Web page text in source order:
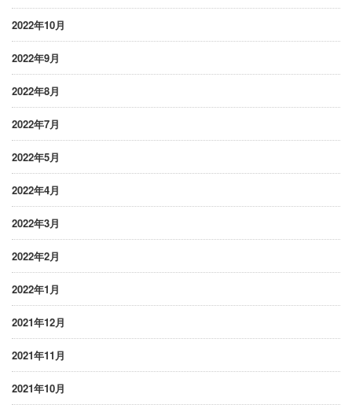
2022年10月
2022年9月
2022年8月
2022年7月
2022年5月
2022年4月
2022年3月
2022年2月
2022年1月
2021年12月
2021年11月
2021年10月